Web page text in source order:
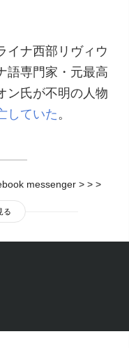
イナ西部リヴィウ
語専門家・元最高
ン氏が不明の人物
していた。
messenger > > >
る